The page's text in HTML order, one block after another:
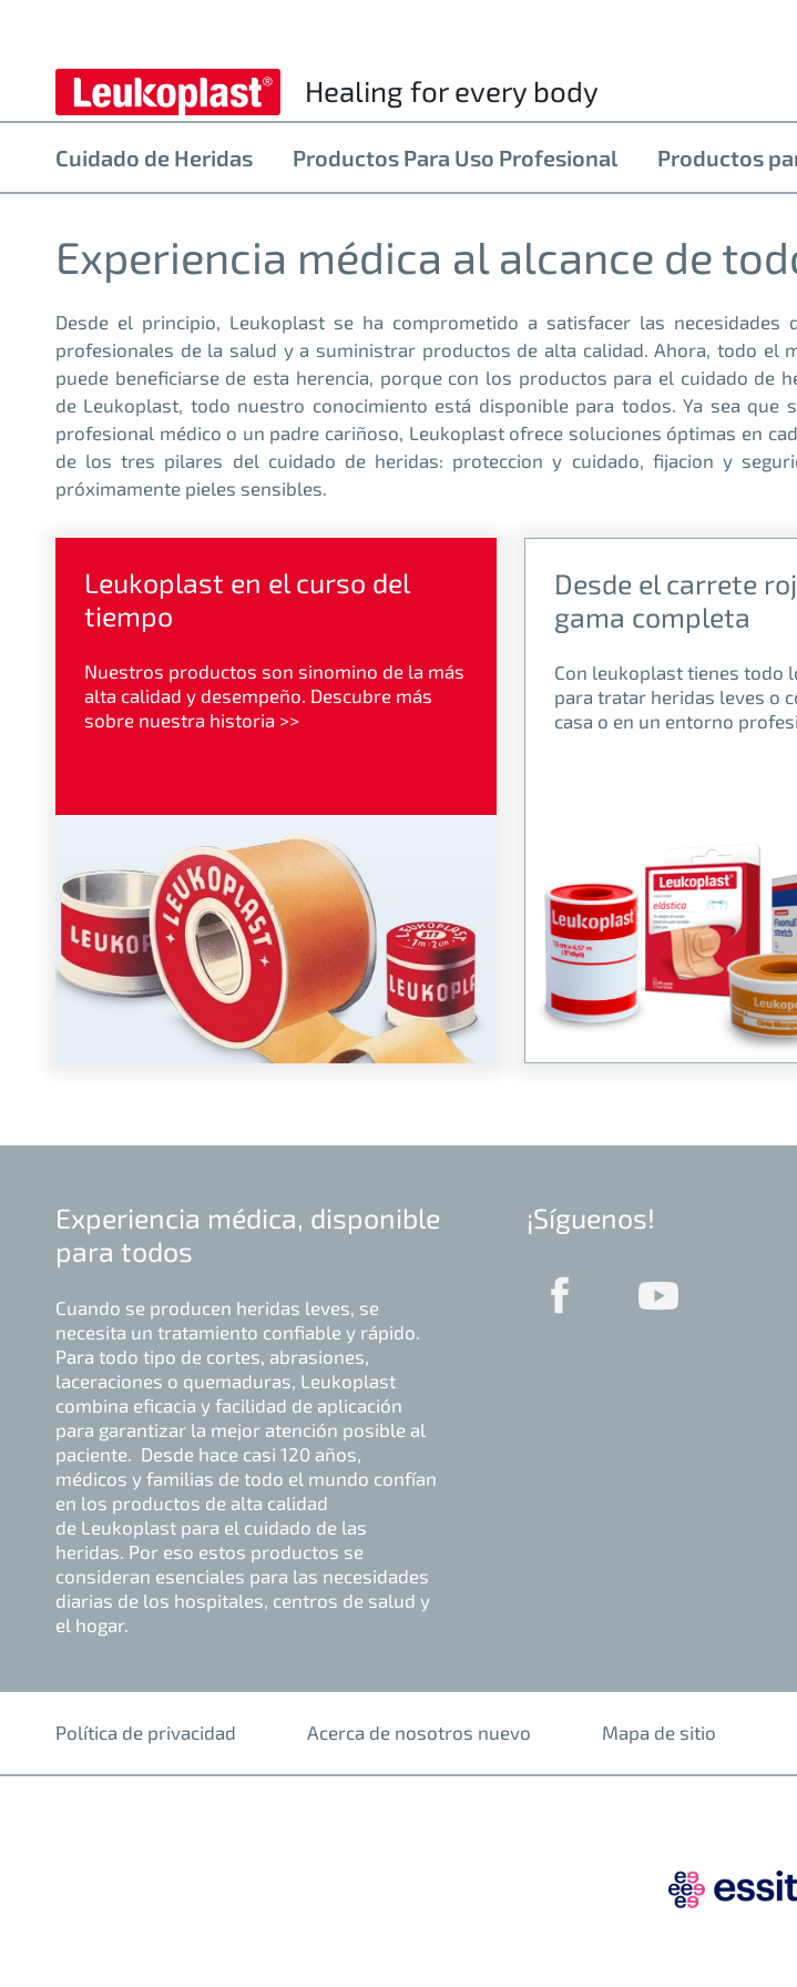
Healing for every body
Cuidado de Heridas Productos Para Uso Profesional Productos
Experiencia médica al alcance de
Desde el principio, Leukoplast se ha comprometido a satisfacer las necesidades
profesionales de la salud y a suministrar productos de alta calidad. Ahora, todo el
puede beneficiarse de esta herencia, porque con los productos para el cuidado de
de Leukoplast, todo nuestro conocimiento está disponible para todos. Ya sea que
profesional médico o un padre cariñoso, Leukoplast ofrece soluciones óptimas en
de los tres pilares del cuidado de heridas: proteccion y cuidado, fijacion y
próximamente pieles sensibles.
Leukoplast en el curso del
tiempo
Nuestros productos son sinomino de la más
alta calidad y desempeño. Descubre más
sobre nuestra historia >>
Desde el carrete
gama completa
Con leukoplast tienes todo
para tratar heridas leves o
casa o en un entorno
Experiencia médica, disponible
para todos
Cuando se producen heridas leves, se
necesita un tratamiento confiable y rápido.
Para todo tipo de cortes, abrasiones,
laceraciones o quemaduras, Leukoplast
combina eficacia y facilidad de aplicación
para garantizar la mejor atención posible al
paciente. Desde hace casi 120 años,
médicos y familias de todo el mundo confían
en los productos de alta calidad
de Leukoplast para el cuidado de las
heridas. Por eso estos productos se
consideran esenciales para las necesidades
diarias de los hospitales, centros de salud y
el hogar.
¡Síguenos!
Política de privacidad Acerca de nosotros nuevo Mapa de sitio